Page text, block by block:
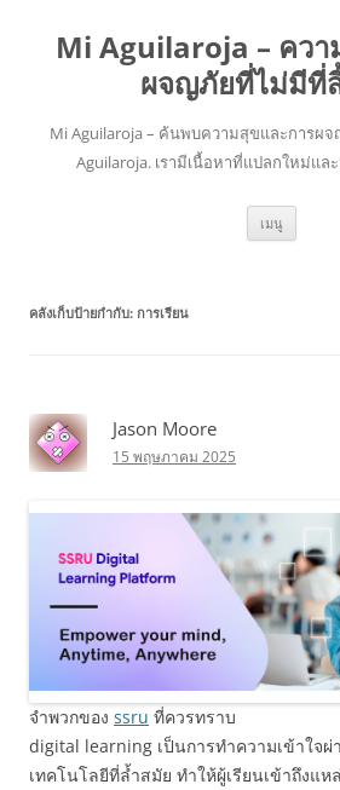
Mi Aguilaroja – ควา
ผจญภัยที่ไม่มีที่
Mi Aguilaroja – ค้นพบความสุขและการ
Aguilaroja. เรามีเนื้อหาที่แปลกใหม่แล
เมนู ข้าม
ยัง
คลังเก็บป้ายกำกับ: การเรียน
Jason Moore
15 พฤษภาคม 2025
จำพวกของ ssru ที่ควรทราบ
digital learning เป็นการทำความเข้าใจ
เทคโนโลยีที่ล้ำสมัย ทำให้ผู้เรียนเข้าถึงแห